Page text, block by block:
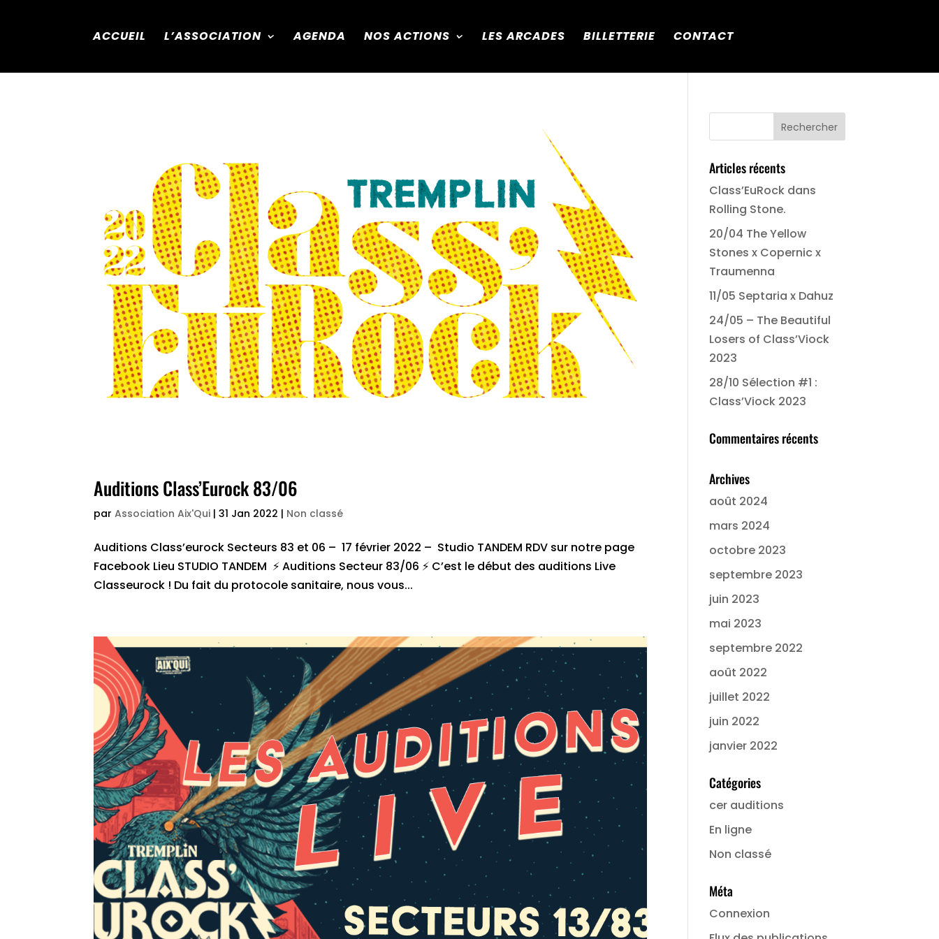
ACCUEIL L’ASSOCIATION AGENDA NOS ACTIONS LES ARCADES BILLETTERIE CONTACT
Auditions Class’Eurock 83/06
parAssociation Aix'Qui |31 Jan 2022 | Non classé
Auditions Class’eurock Secteurs 83 et 06 – 17 février 2022 – Studio TANDEM RDV sur notre page
Facebook Lieu STUDIO TANDEM ⚡ Auditions Secteur 83/06 ⚡ C’est le début des auditions Live
Classeurock ! Du fait du protocole sanitaire, nous vous...
Articles récents
Class’EuRock dans
Rolling Stone.
20/04 The Yellow
Stones x Copernic x
Traumenna
11/05 Septaria x Dahuz
24/05 – The Beautiful
Losers of Class’Viock
2023
28/10 Sélection #1 :
Class’Viock 2023
Commentaires récents
Archives
août 2024
mars 2024
octobre 2023
septembre 2023
juin 2023
mai 2023
septembre 2022
août 2022
juillet 2022
juin 2022
janvier 2022
Catégories
cer auditions
En ligne
Non classé
Méta
Connexion